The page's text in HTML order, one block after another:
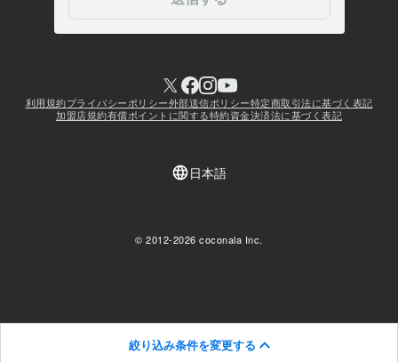
絞り込み条件を変更する